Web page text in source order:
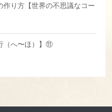
作り方【世界の不思議なコー
（へ〜ほ）】⑪